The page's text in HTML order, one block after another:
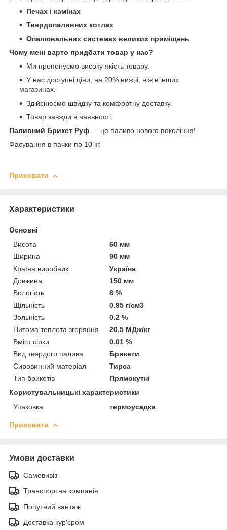
Печах і камінах
Твердопаливних котлах
Опалювальних системах великих приміщень
Чому мені варто придбати товар у нас?
Ми пропонуємо високу якість товару.
У нас доступні ціни, на 20% нижчі, ніж в інших
магазинах.
Здійснюємо швидку та комфортну доставку.
Товар завжди в наявності.
Паливний Брикет Руф — це паливо нового покоління!
Фасування в пачки по 10 кг.
Приховати
Характеристики
Основні
Висота
60 мм
Ширина
90 мм
Країна виробник
Україна
Довжина
150 мм
Вологість
8 %
Щільність
0.95 г/см3
Зольність
0.2 %
Питома теплота згоряння
20.5 МДж/кг
Вміст сірки
0.01 %
Вид твердого палива
Брикети
Сировинний матеріал
Тирса
Тип брикетів
Прямокутні
Користувальницькі характеристики
Упаковка
термоусадка
Приховати
Умови доставки
Самовивіз
Транспортна компанія
Попутний вантаж
Доставка кур'єром